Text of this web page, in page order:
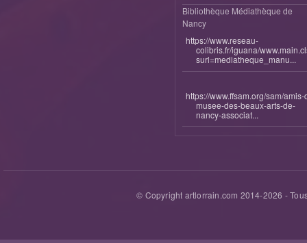
Bibliothèque Médiathèque de
Nancy
https://www.reseau-
colibris.fr/iguana/
surl=mediatheque_manu...
https://www.ffsam.org/sam/amis-
musee-des-beaux-arts-de-
nancy-associat...
© Copyright artlorrain.com 2014-2026 -